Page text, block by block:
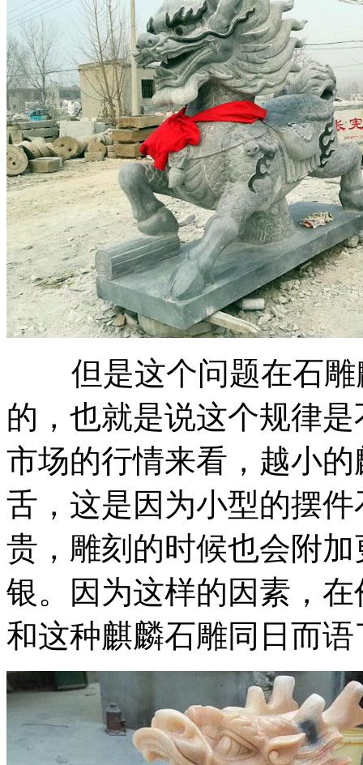
但是这个问题在石雕
的，也就是说这个规律
市场的行情来看，越小
舌，这是因为小型的摆
贵，雕刻的时候也会附
银。因为这样的因素，
和这种麒麟石雕同日而语